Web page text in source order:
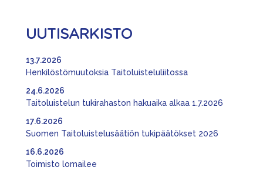
UUTISARKISTO
Henkilöstömuutoksia Taitoluisteluliitossa
13.7.2026
Taitoluistelun tukirahaston hakuaika alkaa 1.7.2026
24.6.2026
Suomen Taitoluistelusäätiön tukipäätökset 2026
17.6.2026
Toimisto lomailee
16.6.2026